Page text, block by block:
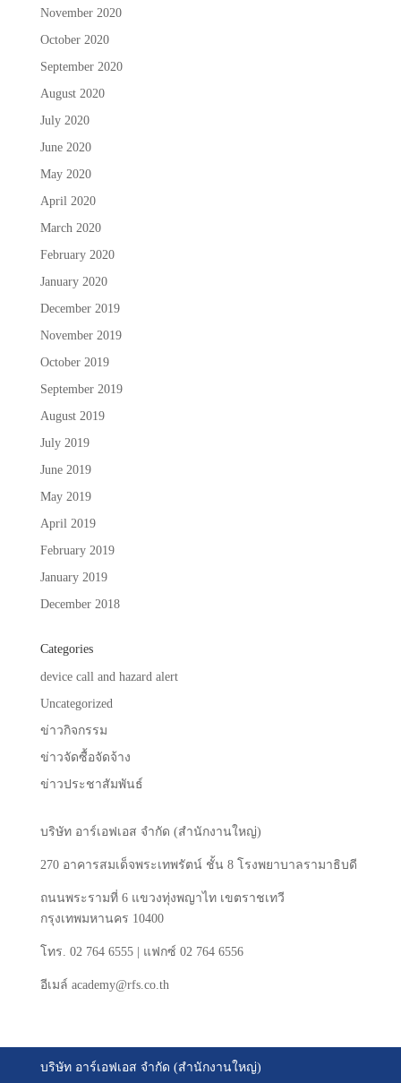
November 2020
October 2020
September 2020
August 2020
July 2020
June 2020
May 2020
April 2020
March 2020
February 2020
January 2020
December 2019
November 2019
October 2019
September 2019
August 2019
July 2019
June 2019
May 2019
April 2019
February 2019
January 2019
December 2018
Categories
device call and hazard alert
Uncategorized
ข่าวกิจกรรม
ข่าวจัดซื้อจัดจ้าง
ข่าวประชาสัมพันธ์
บริษัท อาร์เอฟเอส จำกัด (สำนักงานใหญ่)
270 อาคารสมเด็จพระเทพรัตน์ ชั้น 8 โรงพยาบาลรามาธิบดี
ถนนพระรามที่6 แขวงทุ่งพญาไท เขตราชเทวี
กรุงเทพมหานคร 10400
โทร. 02 764 6555 | แฟกซ์ 02 764 6556
อีเมล์ academy@rfs.co.th
บริษัท อาร์เอฟเอส จำกัด (สำนักงานใหญ่)